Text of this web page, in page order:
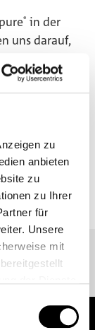
zu
anbieten
zu
zu Ihrer
für
Unsere
mit
® in der
uns darauf,